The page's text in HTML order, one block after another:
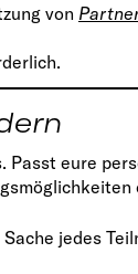
von
Passt eure
jedes